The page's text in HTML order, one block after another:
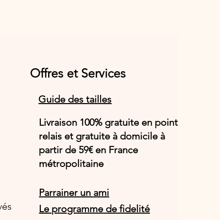
Offres et Services
Guide des tailles
Livraison 100% gratuite en point
relais et gratuite à domicile à
partir de 59€ en France
métropolitaine
Parrainer un ami
Le programme de fidelité